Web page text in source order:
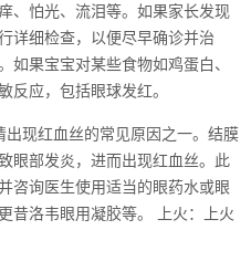
、怕光、流泪等。如果家长发现
详细检查，以便尽早确诊并治
如果宝宝对某些食物如鸡蛋白、
反应，包括眼球发红。
现红血丝的常见原因之一。结膜
眼部发炎，进而出现红血丝。此
咨询医生使用适当的眼药水或眼
昔洛韦眼用凝胶等。 上火：上火